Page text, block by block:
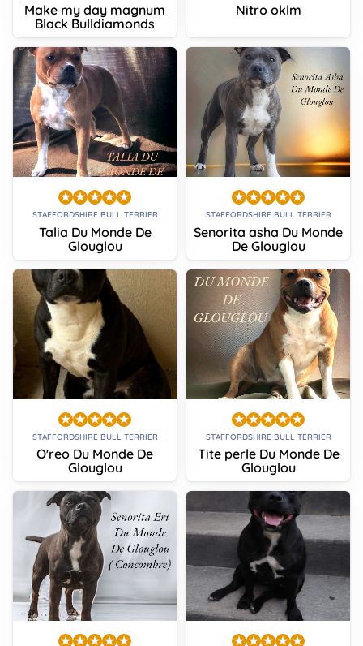
Make my day magnum
Black Bulldiamonds
Nitro oklm
STAFFORDSHIRE BULL TERRIER
Talia Du Monde De
Glouglou
STAFFORDSHIRE BULL TERRIER
Senorita asha Du Monde
De Glouglou
STAFFORDSHIRE BULL TERRIER
O'reo Du Monde De
Glouglou
STAFFORDSHIRE BULL TERRIER
Tite perle Du Monde De
Glouglou